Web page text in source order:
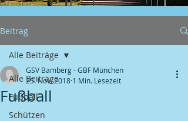
Beitrag
Alle Beiträge
Fußball
Schützen
Alle Beiträge
Fußball
GSV Bamberg - GBF München
25. Nov. 2018 1 Min. Lesezeit